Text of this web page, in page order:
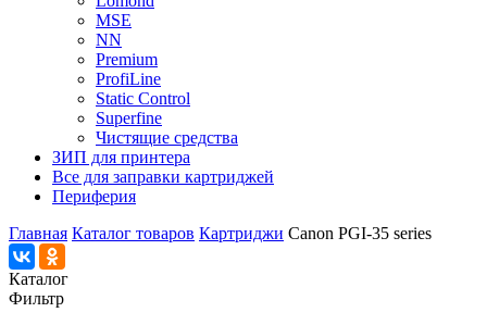
MSE
NN
Premium
ProfiLine
Static Control
Superfine
Чистящие средства
ЗИП для принтера
Все для заправки картриджей
Периферия
Главная Каталог товаров Картриджи Canon PGI-35 series
Каталог
Фильтр